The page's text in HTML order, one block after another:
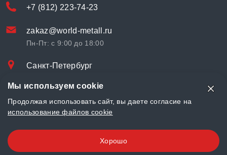
+7 (812) 223-74-23
zakaz@world-metall.ru
Пн-Пт: с 9:00 до 18:00
Санкт-Петербург
© «World Metall» 2025, Разработка и комплексное продвижение
"LCAgency"
Мы используем cookie
Продолжая использовать сайт, вы даете согласие на
использование файлов cookie
Хорошо